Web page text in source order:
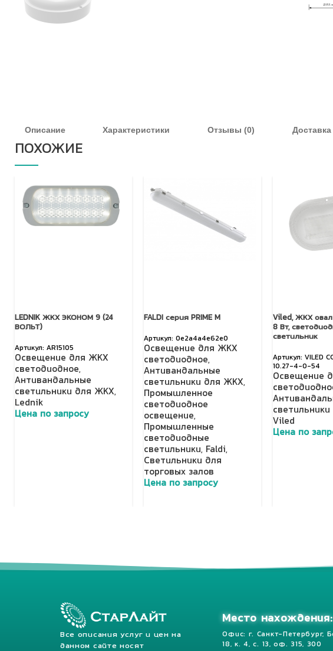
Описание Характеристики Отзывы (0)
ПОХОЖИЕ
LEDNIK ЖКХ ЭКОНОМ 9 (24
ВОЛЬТ)
AR15105
Освещение для ЖКХ
светодиодное,
Антивандальные
светильники для ЖКХ,
Lednik
Цена по запросу
FALDI серия PRIME M
0e2a4a4e62e0
Освещение для ЖКХ
светодиодное,
Антивандальные
светильники для ЖКХ,
Промышленное
светодиодное
освещение,
Промышленные
светодиодные
светильники, Faldi,
Светильники для
торговых залов
Цена по запросу
Viled, ЖКХ
8 Вт,
светильник
VILED
10.27-4-0-54
Освещение
Viled
Цена по
Все описания услуг и цен на
данном сайте носят
Место нахождения:
Офис: г. Санкт-Петербург,
18, к. 4, с. 13, оф. 315, 300